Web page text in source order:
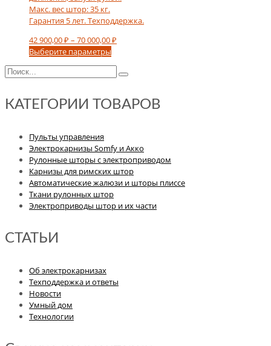
Макс. вес штор: 35 кг.
Гарантия 5 лет. Техподдержка.
42 900,00₽ – 70 000,00₽
900,00 ₽
70
000,00 ₽
Выберите параметры
имеет
вариаций.
Опции
на
странице
товара.
КАТЕГОРИИ ТОВАРОВ
Пульты управления
Электрокарнизы Somfy и Акко
Рулонные шторы с электроприводом
Карнизы для римских штор
Автоматические жалюзи и шторы плиссе
Ткани рулонных штор
Электроприводы штор и их части
СТАТЬИ
Об электрокарнизах
Техподдержка и ответы
Новости
Умный дом
Технологии